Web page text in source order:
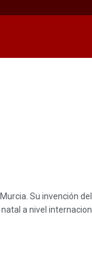
Su invención
a nivel